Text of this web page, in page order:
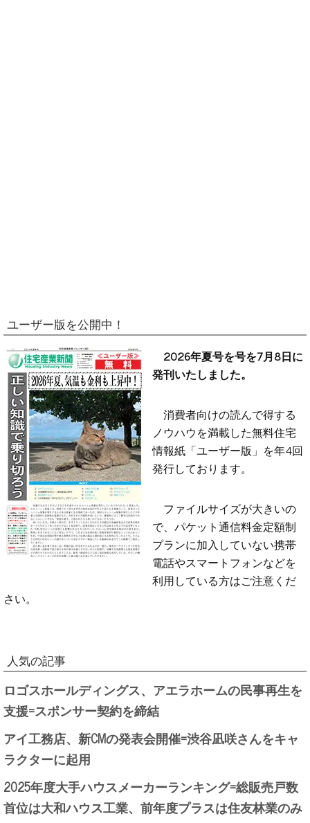
ユーザー版を公開中！
2026年夏号を号を7月8日に
発刊いたしました。
消費者向けの読んで得する
ノウハウを満載した無料住宅
情報紙「ユーザー版」を年4回
発行しております。
ファイルサイズが大きいの
で、パケット通信料金定額制
プランに加入していない携帯
電話やスマートフォンなどを
利用している方はご注意くだ
さい。
人気の記事
ロゴスホールディングス、アエラホームの民事再生を
支援=スポンサー契約を締結
アイ工務店、新CMの発表会開催=渋谷凪咲さんをキャ
ラクターに起用
2025年度大手ハウスメーカーランキング=総販売戸数
首位は大和ハウス工業、前年度プラスは住友林業のみ